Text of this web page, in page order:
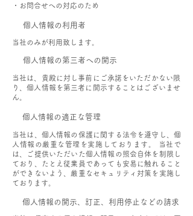
・お問合せへの対応のため
個人情報の利用者
当社のみが利用致します。
個人情報の第三者への開示
当社は、貴殿に対し事前にご承諾をいただかない限
り、個人情報を第三者に開示することはございませ
ん。
個人情報の適正な管理
当社は、個人情報の保護に関する法令を遵守し、個
人情報の厳重な管理を実施しております。 当社で
は、ご提供いただいた個人情報の照会自体を制限し
ており、たとえ従業員であっても安易に触れること
ができないよう、厳重なセキュリティ対策を実施し
ております。
個人情報の開示、訂正、利用停止などの請求